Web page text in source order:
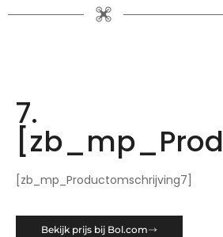
7.
[zb_mp_Productomschrijving7]
Bekijk prijs bij Bol.com